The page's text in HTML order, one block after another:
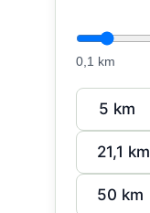
0,1 km
5 km
21,1 km
50 km